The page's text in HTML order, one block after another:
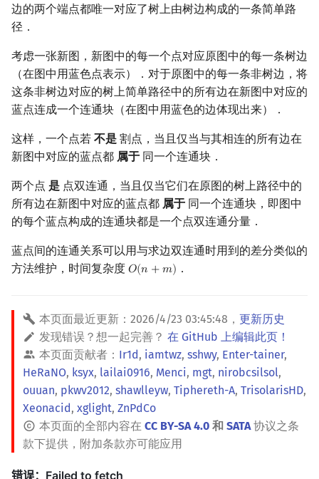
边的两个端点都唯一对应了树上由树边构成的一条简单路
径．
考虑一张新图，新图中的每一个点对应原图中的每一条树边
（在图中用蓝色点表示）．对于原图中的每一条非树边，将
这条非树边对应的树上简单路径中的所有边在新图中对应的
蓝点连成一个连通块（在图中用蓝色的边体现出来）．
这样，一个点若 不是 割点，当且仅当与其相连的所有边在
新图中对应的蓝点都 属于 同一个连通块．
两个点 是 点双连通，当且仅当它们在原图的树上路径中的
所有边在新图中对应的蓝点都 属于 同一个连通块，即图中
的每个蓝点构成的连通块都是一个点双连通分量．
蓝点间的连通关系可以用与求边双连通时用到的差分类似的
方法维护，时间复杂度 𝑂(𝑛 +𝑚)
O(n+ m ) ．
本页面最近更新： 2026/4/23 03:45:48 ， 更新历史
发现错误？想一起完善？ 在 GitHub 上编辑此页！
本页面贡献者： Ir1d, iamtwz, sshwy, Enter-tainer,
HeRaNO, ksyx, lailai0916, Menci, mgt, nirobcsilsol,
ouuan, pkwv2012, shawlleyw, Tiphereth-A, TrisolarisHD,
Xeonacid, xglight, ZnPdCo
本页面的全部内容在 CC BY-SA 4.0 和 SATA协议之条
款下提供，附加条款亦可能应用